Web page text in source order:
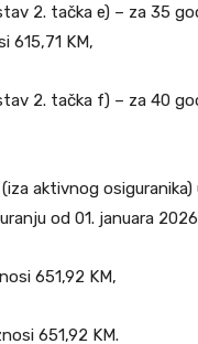
2. tačka e) – za 35
615,71 KM,
2. tačka f) – za 40
aktivnog
od 01. januara
651,92 KM,
651,92 KM.